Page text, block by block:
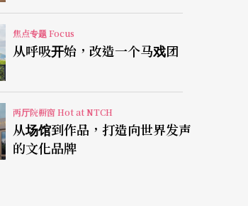
焦点专题 Focus
从呼吸开始，改造一个马戏团
两厅院橱窗 Hot at NTCH
从场馆到作品，打造向世界发声
的文化品牌